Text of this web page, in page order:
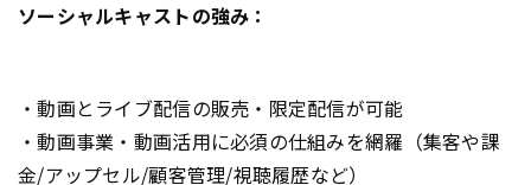
ソーシャルキャストの強み：
・動画とライブ配信の販売・限定配信が可能
・動画事業・動画活用に必須の仕組みを網羅（集客や課
金/アップセル/顧客管理/視聴履歴など）